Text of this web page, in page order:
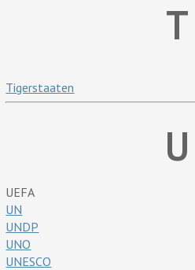
T
Tigerstaaten
U
UEFA
UN
UNDP
UNO
UNESCO